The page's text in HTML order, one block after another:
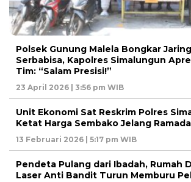
Polsek Gunung Malela Bongkar
Serbabisa, Kapolres Simalungun
Tim: “Salam Presisi!”
23 April 2026 | 3:56 pm WIB
Unit Ekonomi Sat Reskrim Polres
Ketat Harga Sembako Jelang
13 Februari 2026 | 5:17 pm WIB
Pendeta Pulang dari Ibadah, Rumah
Laser Anti Bandit Turun Memburu